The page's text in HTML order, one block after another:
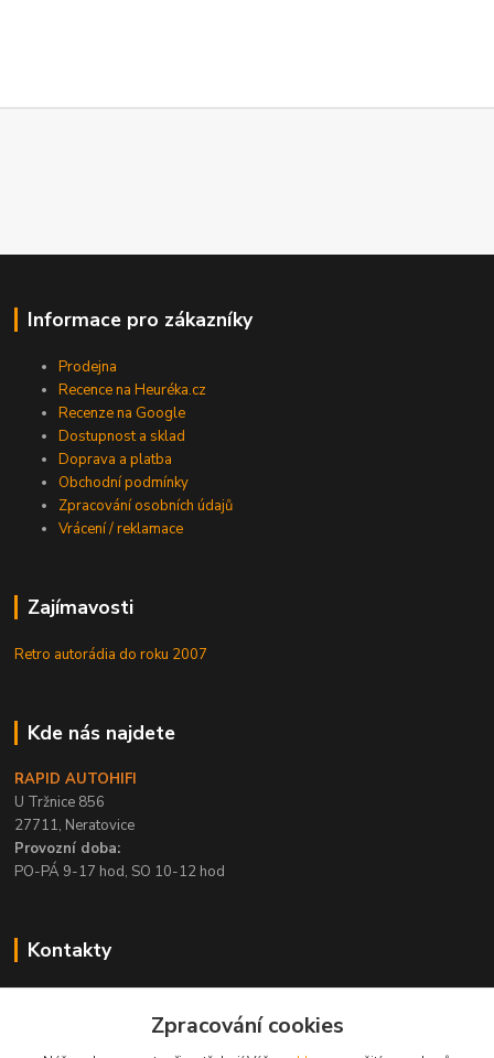
Informace pro zákazníky
Prodejna
Recence na Heuréka.cz
Recenze na Google
Dostupnost a sklad
Doprava a platba
Obchodní podmínky
Zpracování osobních údajů
Vrácení / reklamace
Zajímavosti
Retro autorádia do roku 2007
Kde nás najdete
RAPID AUTOHIFI
U Tržnice 856
27711, Neratovice
Provozní doba:
PO-PÁ 9-17 hod, SO 10-12 hod
Kontakty
PO-PÁ / 9-17 hod, SO 10-12 hodZpracování cookies